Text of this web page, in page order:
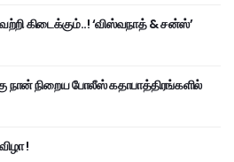
கிடைக்கும்..! ‘விஸ்வநாத் & சன்ஸ்’
நான் நிறைய போலீஸ் கதாபாத்திரங்களில்
!